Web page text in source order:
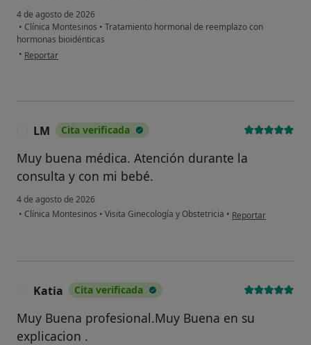
4 de agosto de 2026
• Clínica Montesinos • Tratamiento hormonal de reemplazo con
hormonas bioidénticas
• en opinión del usuario Mj
Reportar
LM Cita verificada
Muy buena médica. Atención durante la
consulta y con mi bebé.
4 de agosto de 2026
• Clínica Montesinos • Visita Ginecología y Obstetricia • en opinión del
Reportar
Katia Cita verificada
Muy Buena profesional.Muy Buena en su
explicacion .